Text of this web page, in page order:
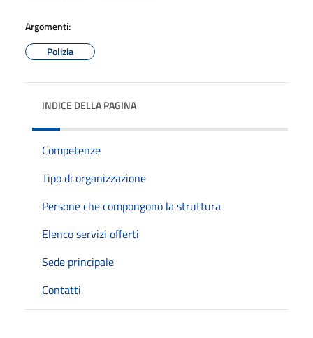
Argomenti:
Polizia
INDICE DELLA PAGINA
Competenze
Tipo di organizzazione
Persone che compongono la struttura
Elenco servizi offerti
Sede principale
Contatti